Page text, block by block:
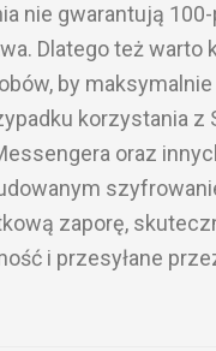
nie gwarantują
Dlatego też warto
by
korzystania z
oraz
zaporę,
i przesyłane